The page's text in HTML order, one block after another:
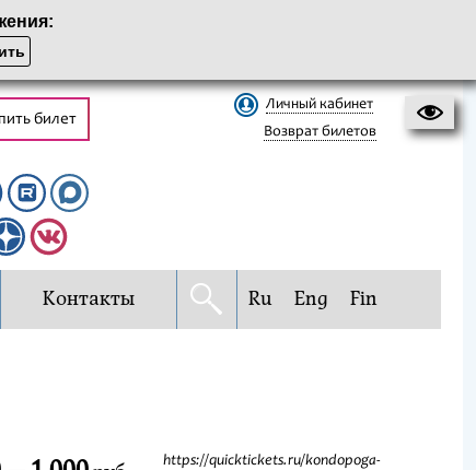
билет
Личный кабинет
Возврат билетов
Контакты Ru Eng Fin
https://quicktickets.ru/kondopoga-